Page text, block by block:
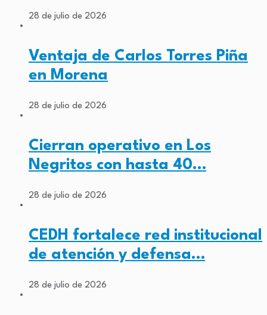
28 de julio de 2026
Ventaja de Carlos Torres Piña
en Morena
28 de julio de 2026
Cierran operativo en Los
Negritos con hasta 40…
28 de julio de 2026
CEDH fortalece red institucional
de atención y defensa…
28 de julio de 2026